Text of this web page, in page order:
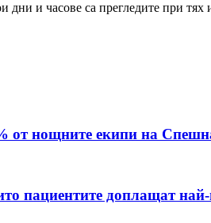
и часове са прегледите при тях
от нощните екипи на
пациентите доплащат